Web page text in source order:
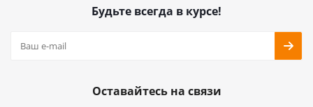
Будьте всегда в курсе!
Оставайтесь на связи